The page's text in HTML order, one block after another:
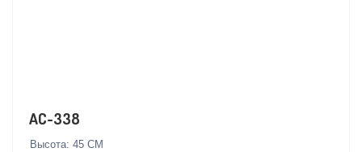
AC-338
Высота: 45 СМ